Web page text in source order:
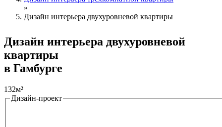
»
Дизайн интерьера двухуровневой квартиры
Дизайн интерьера двухуровневой
квартиры
в Гамбурге
132м²
Дизайн-проект